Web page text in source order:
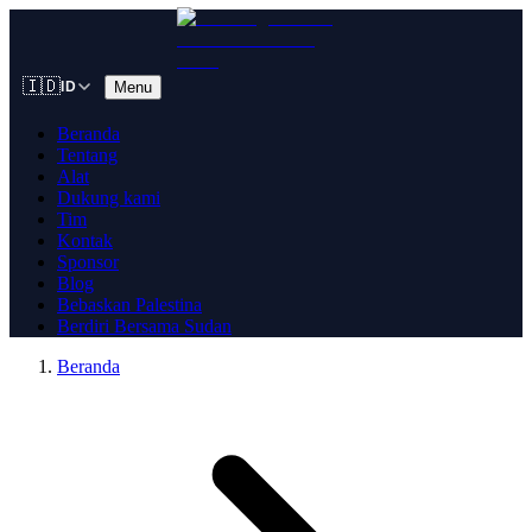
🇮🇩 ID Menu
Beranda
Tentang
Alat
Dukung kami
Tim
Kontak
Sponsor
Blog
Bebaskan Palestina
Berdiri Bersama Sudan
Beranda